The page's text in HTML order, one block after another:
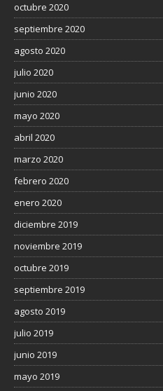
octubre 2020
septiembre 2020
agosto 2020
julio 2020
junio 2020
mayo 2020
abril 2020
marzo 2020
febrero 2020
enero 2020
diciembre 2019
noviembre 2019
octubre 2019
septiembre 2019
agosto 2019
julio 2019
junio 2019
mayo 2019